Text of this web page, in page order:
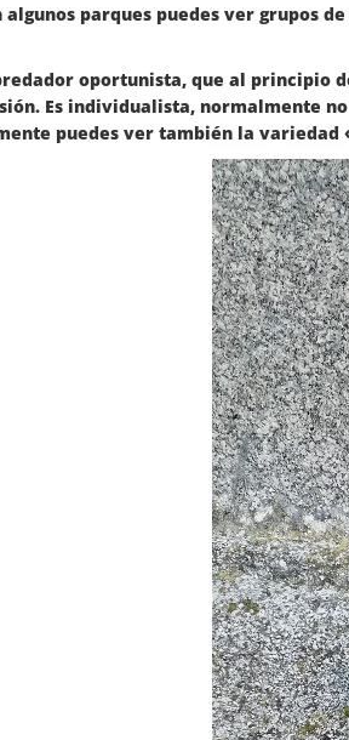
algunos parques puedes ver grupos
oportunista, que al principio
Es individualista, normalmente
puedes ver también la